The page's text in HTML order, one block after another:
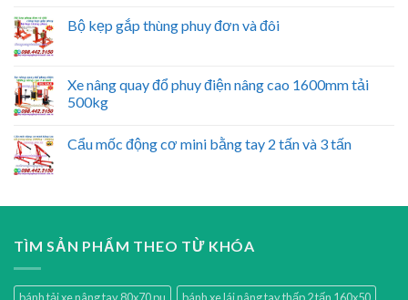
Bộ kẹp gắp thùng phuy đơn và đôi
Xe nâng quay đổ phuy điện nâng cao 1600mm tải
500kg
Cẩu mốc động cơ mini bằng tay 2 tấn và 3 tấn
TÌM SẢN PHẨM THEO TỪ KHÓA
bánh tải xe nâng tay 80x70 pu
bánh xe lái nâng tay thấp 2 tấn 160x50